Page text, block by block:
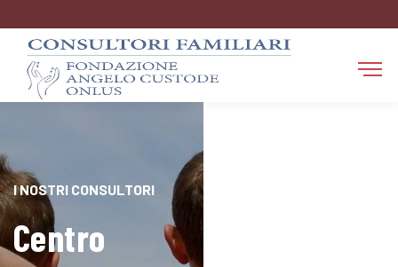
I NOSTRI CONSULTORI
Centro